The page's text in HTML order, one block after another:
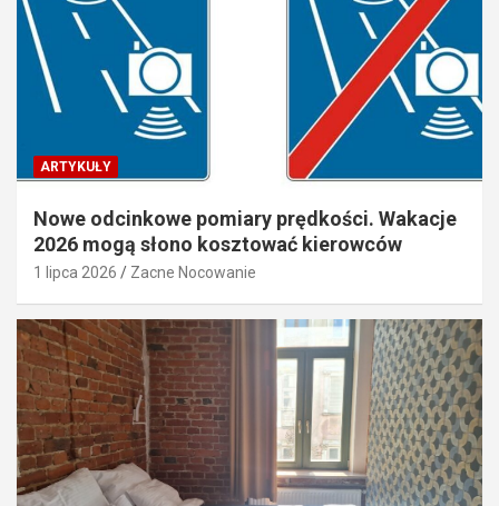
ARTYKUŁY
Nowe odcinkowe pomiary prędkości. Wakacje
2026 mogą słono kosztować kierowców
1 lipca 2026 Zacne Nocowanie